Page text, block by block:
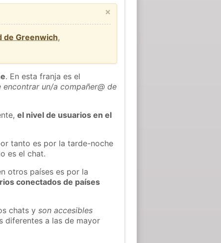
×
de Greenwich,
. En esta franja es el
encontrar un/a compañer@ de
el nivel de usuarios en el
tanto es por la tarde-noche
es el chat.
otros países es por la
conectados de países
chats yson accesibles
diferentes a las de mayor